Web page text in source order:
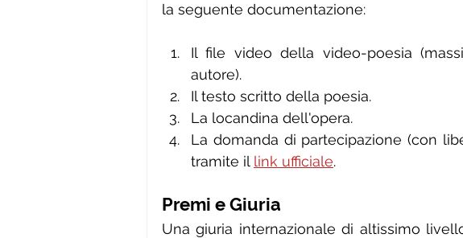
la seguente documentazione:
Il file video della video-poesia
autore).
Il testo scritto della poesia.
La locandina dell'opera.
La domanda di partecipazione (con
tramite il link ufficiale.
Premi e Giuria
Una giuria internazionale di altissimo